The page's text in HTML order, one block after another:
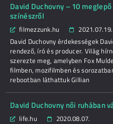
David Duchovny – 10
színészről
filmezzunk.hu
2021.07.19.
David Duchovny érdekességek
rendező, író és producer. Világ
szerezte meg, amelyben Fox
filmben, mozifilmben és
rebootban láthattuk Gillian
David Duchovny női ruhában
life.hu
2020.08.07.